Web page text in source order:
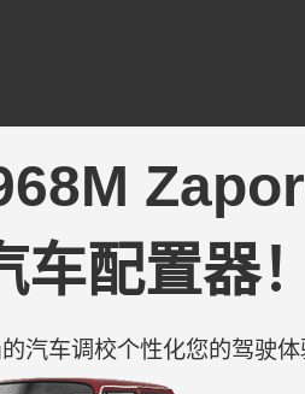
车配置器！
汽车调校个性化您的驾驶